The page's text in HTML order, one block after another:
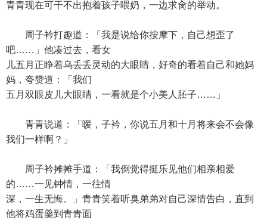
青青现在可干不出抱着孩子喂奶，一边求肏的举动。
周子衿打趣道：「我是说给你按摩下，自己想歪了
吧……」他凑过去，看女
儿五月正睁着乌丢丢灵动的大眼睛，好奇的看着自己和她妈
妈，夸赞道：「我们
五月双眼皮儿大眼睛，一看就是个小美人胚子……」
青青说道：「嗳，子衿，你说五月和十月将来会不会像
我们一样啊？」
周子衿摊摊手道：「我倒觉得挺乐见他们相亲相爱
的……一见钟情，一往情
深，一生无悔。」青青笑着听臭弟弟对自己深情告白，直到
他将鸡蛋羹到青青面